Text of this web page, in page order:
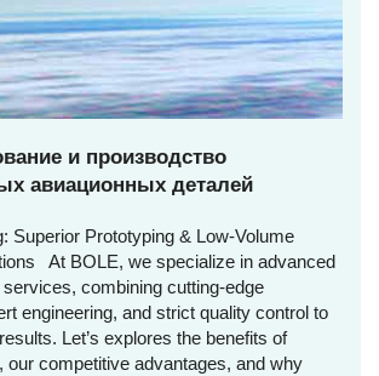
и производство
авиационных деталей
Superior Prototyping & Low-Volume
At BOLE, we specialize in advanced
combining cutting-edge
engineering, and strict quality control to
Let’s explores the benefits of
our competitive advantages, and why